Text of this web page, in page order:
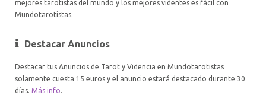
mejores tarotistas del mundo y los mejores videntes es fácil con
Mundotarotistas.
Destacar Anuncios
Destacar tus Anuncios de Tarot y Videncia en Mundotarotistas
solamente cuesta 15 euros y el anuncio estará destacado durante 30
días. Más info.